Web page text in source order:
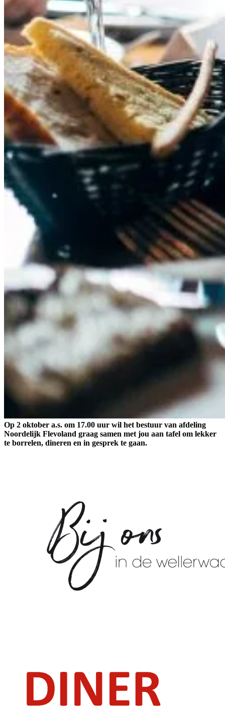
Op 2 oktober a.s. om 17.00 uur wil het bestuur van afdeling
Noordelijk Flevoland graag samen met jou aan tafel om lekker
te borrelen, dineren en in gesprek te gaan.